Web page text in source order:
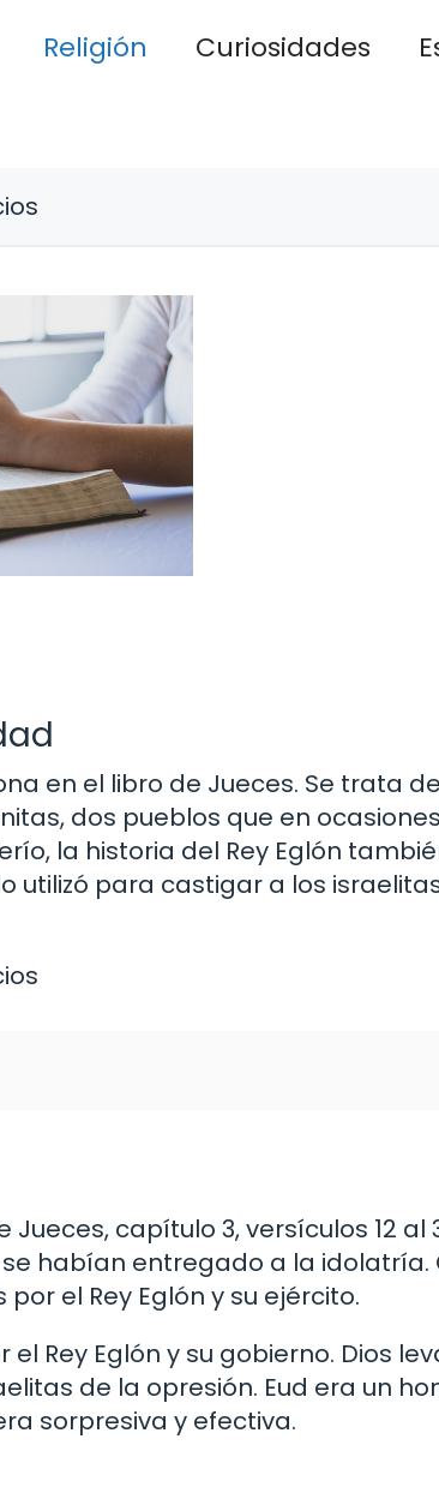
Religión Curiosidades
en el libro de Jueces. Se trata
dos pueblos que en
la historia del Rey Eglón
utilizó para castigar a los
capítulo 3, versículos 12 al
habían entregado a la idolatría.
el Rey Eglón y su ejército.
Rey Eglón y su gobierno. Dios
de la opresión. Eud era un
sorpresiva y efectiva.